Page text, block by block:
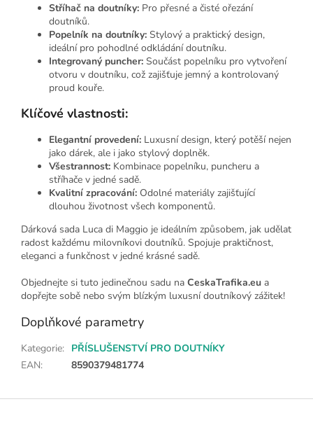
Stříhač na doutníky: Pro přesné a čisté ořezání
doutníků.
Popelník na doutníky: Stylový a praktický design,
ideální pro pohodlné odkládání doutníku.
Integrovaný puncher: Součást popelníku pro vytvoření
otvoru v doutníku, což zajišťuje jemný a kontrolovaný
proud kouře.
Klíčové vlastnosti:
Elegantní provedení: Luxusní design, který potěší nejen
jako dárek, ale i jako stylový doplněk.
Všestrannost: Kombinace popelníku, puncheru a
stříhače v jedné sadě.
Kvalitní zpracování: Odolné materiály zajišťující
dlouhou životnost všech komponentů.
Dárková sada Luca di Maggio je ideálním způsobem, jak udělat
radost každému milovníkovi doutníků. Spojuje praktičnost,
eleganci a funkčnost v jedné krásné sadě.
Objednejte si tuto jedinečnou sadu na CeskaTrafika.eu a
dopřejte sobě nebo svým blízkým luxusní doutníkový zážitek!
Doplňkové parametry
Kategorie: PŘÍSLUŠENSTVÍ PRO DOUTNÍKY
EAN: 8590379481774
Z